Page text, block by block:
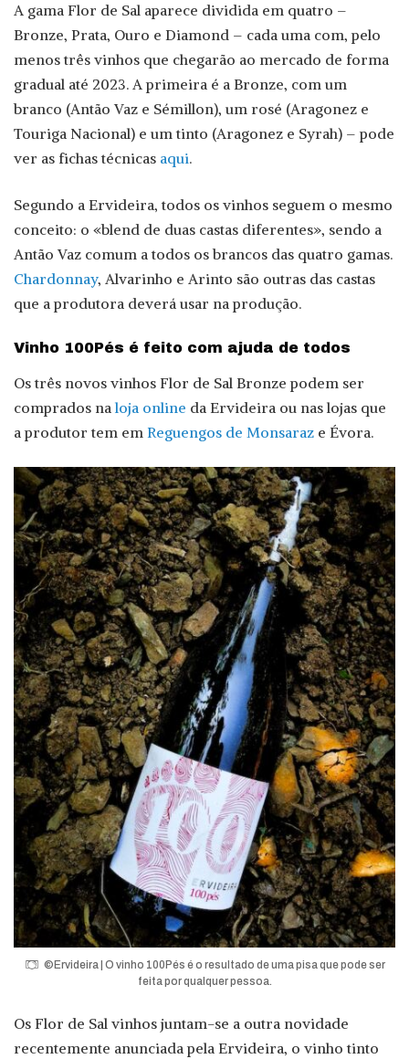
A gama Flor de Sal aparece dividida em quatro –
Bronze, Prata, Ouro e Diamond – cada uma com, pelo
menos três vinhos que chegarão ao mercado de forma
gradual até 2023. A primeira é a Bronze, com um
branco (Antão Vaz e Sémillon), um rosé (Aragonez e
Touriga Nacional) e um tinto (Aragonez e Syrah) – pode
ver as fichas técnicas aqui.
Segundo a Ervideira, todos os vinhos seguem o mesmo
conceito: o «blend de duas castas diferentes», sendo a
Antão Vaz comum a todos os brancos das quatro gamas.
Chardonnay, Alvarinho e Arinto são outras das castas
que a produtora deverá usar na produção.
Vinho 100Pés é feito com ajuda de todos
Os três novos vinhos Flor de Sal Bronze podem ser
comprados na loja online da Ervideira ou nas lojas que
a produtor tem em Reguengos de Monsaraz e Évora.
©Ervideira | O vinho 100Pés é o resultado de uma pisa que pode ser
feita por qualquer pessoa.
Os Flor de Sal vinhos juntam-se a outra novidade
recentemente anunciada pela Ervideira, o vinho tinto